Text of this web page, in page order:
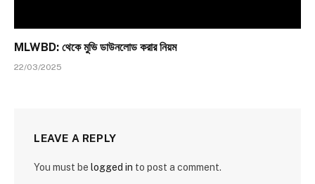
MLWBD: থেকে মুভি ডাউনলোড করার নিয়ম
22/03/2025
LEAVE A REPLY
You must be logged in to post a comment.